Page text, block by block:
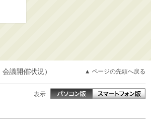
議開催状況） ▲ ページの先頭へ戻る
表示